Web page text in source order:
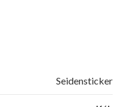
Seidensticker